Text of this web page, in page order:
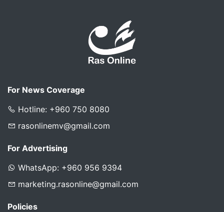
For News Coverage
Hotline: +960 750 8080
rasonlinemv@gmail.com
For Advertising
WhatsApp: +960 956 9394
marketing.rasonline@gmail.com
Policies